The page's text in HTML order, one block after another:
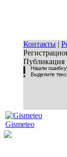
Контакты |
Публикация
Gismeteo